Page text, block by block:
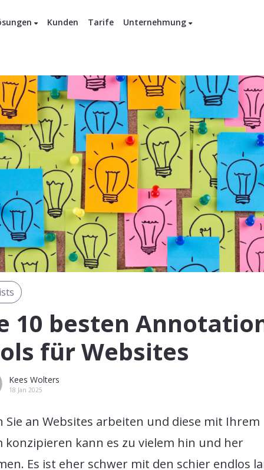
Kunden Tarife Unternehmung
10 besten
für Websites
Kees Wolters
18 Jan 2025
Sie an Websites arbeiten und diese mit Ihrem
konzipieren kann es zu vielem hin und her
Es ist eher schwer mit den schier endlos